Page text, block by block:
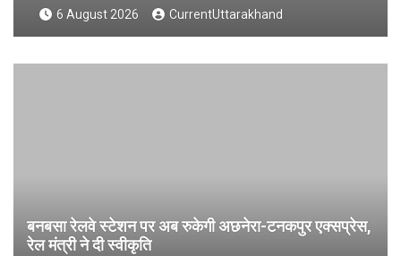
6 August 2026 CurrentUttarakhand
बनबसा रेलवे स्टेशन पर अब रुकेगी अछनेरा-टनकपुर एक्सप्रेस,
रेल मंत्री ने दी स्वीकृति